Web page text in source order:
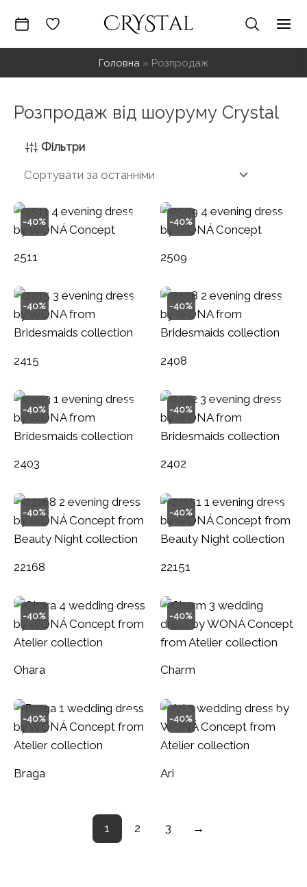
вмісту
Головна » Розпродаж
Розпродаж від шоуруму Crystal
Фільтри
-40%
2511
-40%
2509
-40%
2415
-40%
2408
-40%
2403
-40%
2402
-40%
22168
-40%
22151
-40%
Ohara
-40%
Charm
-40%
Braga
-40%
Ari
1 2 3 →